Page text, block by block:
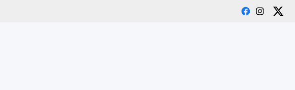
Facebook
Instagram
X